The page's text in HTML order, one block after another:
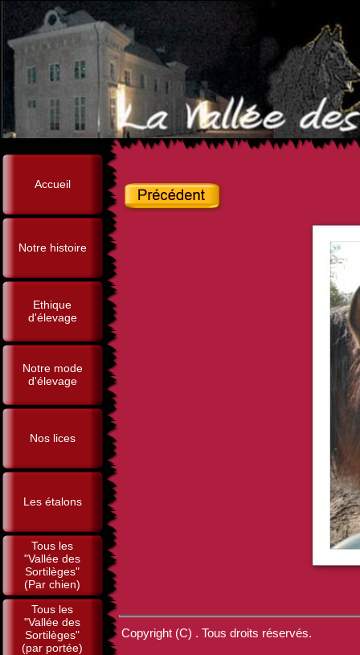
Accueil
Notre histoire
Ethique
d'élevage
Notre mode
d'élevage
Nos lices
Les étalons
Tous les
"Vallée des
Sortilèges"
(Par chien)
Tous les
"Vallée des
Sortilèges"
(par portée)
Copyright (C) . Tous droits réservés.